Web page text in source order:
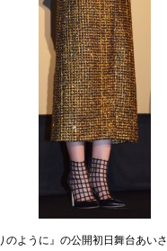
のように』の公開初日舞台あい